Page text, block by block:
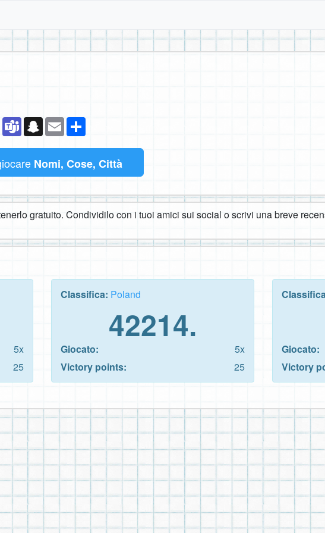
Messenger
TeamsSnapchat
Email
Nomi, Cose, Città
gratuito. Condividilo con i tuoi amici sui social o scrivi una breve
5x
25
Classifica: Poland
42214.
Giocato:
5x
Victory points:
25
Giocato:
Victory